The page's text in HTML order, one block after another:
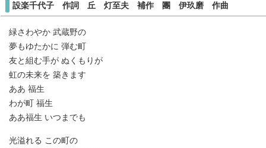
設楽千代子 作詞 丘 灯至夫 補作 團 伊玖磨 作曲
緑さわやか 武蔵野の
夢もゆたかに 弾む町
友と組む手が ぬくもりが
虹の未来を 築きます
ああ 福生
わが町 福生
ああ福生 いつまでも
光溢れる この町の